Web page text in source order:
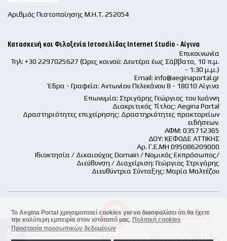
Το Aegina Portal χρησιμοποιεί cookies για να διασφαλίσει ότι θα έχετε
την καλύτερη εμπειρία στον ιστότοπό μας. Πολιτική cookies
Προστασία προσωπικών δεδομένων
Αριθμός Πιστοποίησης Μ.Η.Τ. 252054
Κατασκευή και Φιλοξενία Ιστοσελίδας Internet Studio - Αίγινα
Επικοινωνία
Τηλ: +30 2297025627 (Ώρες κοινού: Δευτέρα έως Σάββατο, 10 π.μ.
- 1:30 μ.μ.)
Email: info@aeginaportal.gr
Έδρα - Γραφεία: Αντωνίου Πελεκάνου 8 - 18010 Αίγινα
Επωνυμία: Στριγάρης Γεώργιος του Ιωάννη
Διακριτικός Τίτλος: Aegina Portal
Δραστηριότητες επιχείρησης: Δραστηριότητες πρακτορείων
ειδήσεων.
ΑΦΜ: 035712365
ΔΟΥ: ΚΕΦΟΔΕ ΑΤΤΙΚΗΣ
Αρ. Γ.Ε.ΜΗ 095086209000
Ιδιοκτησία / Δικαιούχος Domain / Νομικός Εκπρόσωπος/
Διεύθυνση / Διαχείριση: Γεώργιος Στριγάρης
Διευθύντρια Σύνταξης: Μαρία Μαλτέζου
Κατασκευή και Φιλοξενία Ιστοσελίδας
accessible